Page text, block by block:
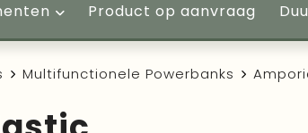
Product op aanvraag
Multifunctionele Powerbanks